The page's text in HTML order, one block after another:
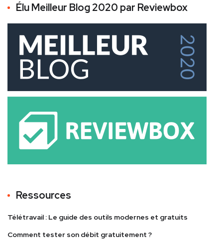
Élu Meilleur Blog 2020 par Reviewbox
Ressources
Télétravail : Le guide des outils modernes et gratuits
Comment tester son débit gratuitement ?